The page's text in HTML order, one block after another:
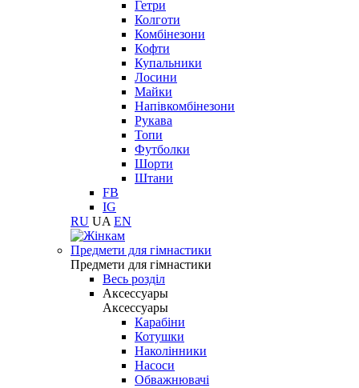
Гетри
Колготи
Комбінезони
Кофти
Купальники
Лосини
Майки
Напівкомбінезони
Рукава
Топи
Футболки
Шорти
Штани
FB
IG
RU UA EN
Предмети для гімнастики
Предмети для гімнастики
Весь розділ
Аксессуары
Аксессуары
Карабіни
Котушки
Наколінники
Насоси
Обважнювачі